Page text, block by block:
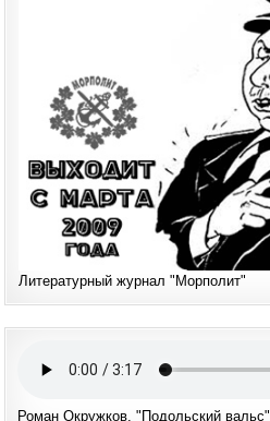
Литературный журнал "Морполит"
Роман Окружков. "Подольский вальс"